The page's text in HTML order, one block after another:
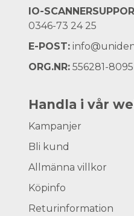
IO-
0346-73 24 25
E-POST:
ORG.NR: 556281-8095
Handla i vår
Kampanjer
Bli kund
Allmänna villkor
Köpinfo
Returinformation